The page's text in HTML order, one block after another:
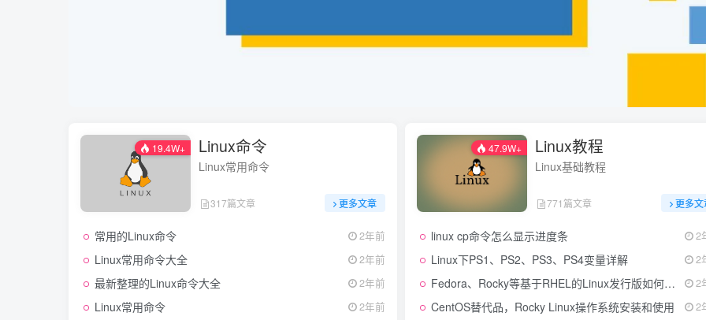
19.4W+ Linux命令
Linux常用命令
317篇文章 更多文章
常用的Linux命令 2年前
Linux常用命令大全 2年前
最新整理的Linux命令大全 2年前
Linux常用命令 2年前
47.9W+ Linux教程
Linux基础教程
771篇文章 更多文
linux cp命令怎么显示进度条 2
Linux下PS1、PS2、PS3、PS4变量详解 2
Fedora、Rocky等基于RHEL的Linux发行版如何重置忘记的root密码？ 2
CentOS替代品，Rocky Linux操作系统安装和使用 2